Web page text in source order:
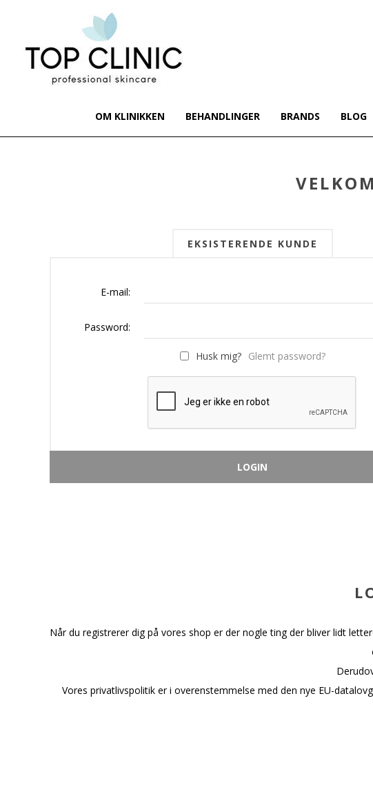
OM KLINIKKEN BEHANDLINGER BRANDS BLOG
EKSISTERENDE KUNDE
E-mail:
Password:
Husk mig? Glemt password?
Når du registrerer dig på vores shop er der nogle ting der bliver lidt
Vores privatlivspolitik er i overenstemmelse med den nye EU-